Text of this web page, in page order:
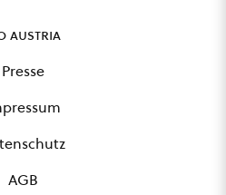
austria
Presse
AGB